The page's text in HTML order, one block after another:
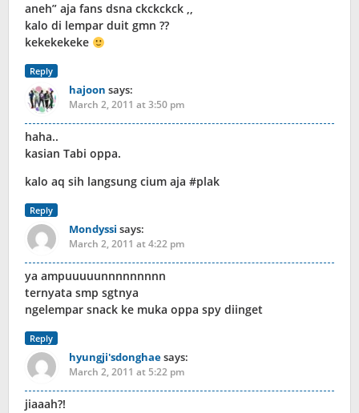
aneh” aja fans dsna ckckckck ,,
kalo di lempar duit gmn ??
kekekekeke
Reply
hajoon says:
March 2, 2011 at 3:50 pm
haha..
kasian Tabi oppa.
kalo aq sih langsung cium aja #plak
Reply
Mondyssi says:
March 2, 2011 at 4:22 pm
ya ampuuuuunnnnnnnnn
ternyata smp sgtnya
ngelempar snack ke muka oppa spy diinget
Reply
hyungji'sdonghaesays:
March 2, 2011 at 5:22 pm
jiaaah?!